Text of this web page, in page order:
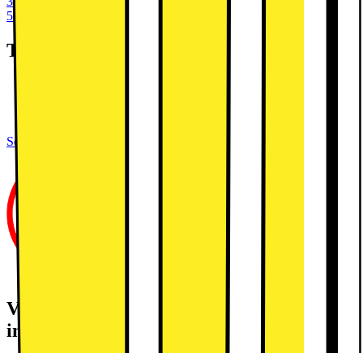
50 dagars öppet köp för klubbmedlemmar
Teknisk specifikation
Se alla specifikationer
VIKTIGT! Nya krav på tillbehör vid
installation från 1 januari 2026!